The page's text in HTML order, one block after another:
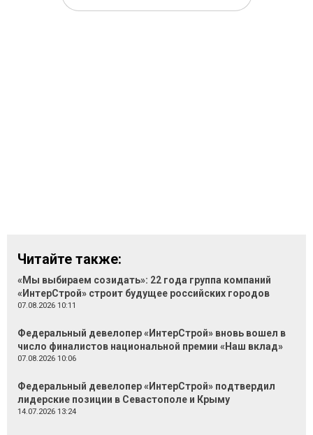
Читайте также:
«Мы выбираем созидать»: 22 года группа компаний
«ИнтерСтрой» строит будущее российских городов
07.08.2026 10:11
Федеральный девелопер «ИнтерСтрой» вновь вошел в
число финалистов национальной премии «Наш вклад»
07.08.2026 10:06
Федеральный девелопер «ИнтерСтрой» подтвердил
лидерские позиции в Севастополе и Крыму
14.07.2026 13:24